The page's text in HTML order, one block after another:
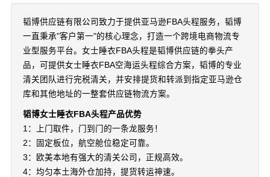
韬博供应链有限公司致力于提供亚马逊FBA头程服务，韬博
一直秉承"客户第一"的核心理念，打造一个跨境电商物流专
业型服务平台。女士睡衣FBA头程是韬博供应链的拳头产
品，可提供女士睡衣FBA空海运头程综合方案，韬博的专业
清关团队进行完税清关，并安排提货和转派到指定亚马逊仓
库和其他地址的一整套供应链物流方案。
韬博女士睡衣FBA头程产品优势
1：上门取件，门到门的一条龙服务！
2：固定板位，航空舱位稳定可靠。
3：欧美本地有强大的清关公司，正规高效。
4：均匀本土海外仓加持，提货转运神速。